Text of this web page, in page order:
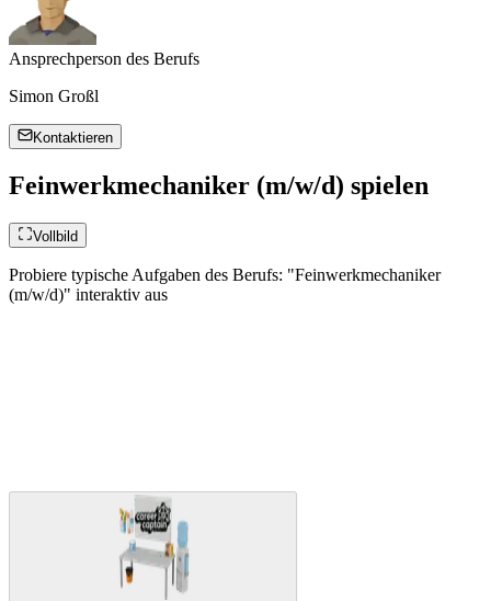
Ansprechperson des Berufs
Simon Großl
Kontaktieren
Feinwerkmechaniker (m/w/d) spielen
Vollbild
Probiere typische Aufgaben des Berufs: "Feinwerkmechaniker
(m/w/d)" interaktiv aus